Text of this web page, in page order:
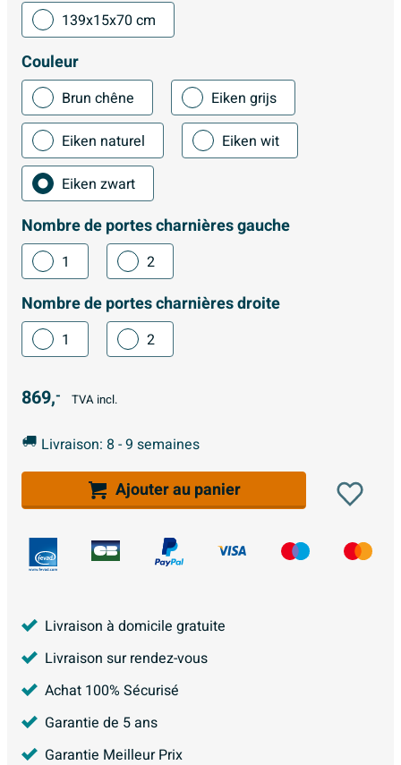
139x15x70 cm
Couleur
Brun chêne
Eiken grijs
Eiken naturel
Eiken wit
Eiken zwart
Nombre de portes charnières gauche
1 2
Nombre de portes charnières droite
1 2
869,- TVA incl.
Livraison: 8 - 9 semaines
Ajouter au panier
Livraison à domicile gratuite
Livraison sur rendez-vous
Achat 100% Sécurisé
Garantie de 5 ans
Garantie Meilleur Prix